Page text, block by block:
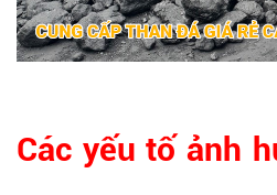
Các yếu tố ảnh